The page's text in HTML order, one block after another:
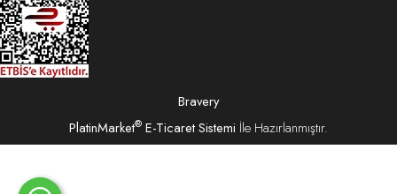
Bravery
PlatinMarket® E-Ticaret Sistemi İle Hazırlanmıştır.